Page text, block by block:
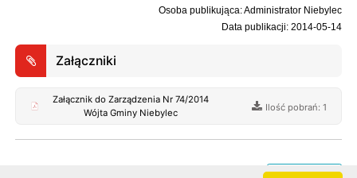
Osoba publikująca: Administrator Niebylec
Data publikacji: 2014-05-14
Załączniki
Załącznik do Zarządzenia Nr 74/2014
Wójta Gminy Niebylec
Ilość pobrań: 1
Rejestr zmian